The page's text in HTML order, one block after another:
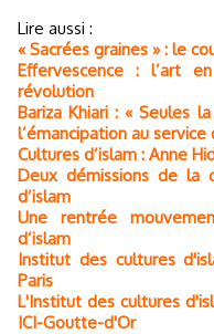
Lire aussi :
« Sacrées graines » : le
Effervescence : l’art
révolution
Bariza Khiari : « Seules
l’émancipation au
Cultures d’islam : Anne
Deux démissions de la
d’islam
Une rentrée
d’islam
Institut des cultures
Paris
L'Institut des cultures
ICI-Goutte-d'Or